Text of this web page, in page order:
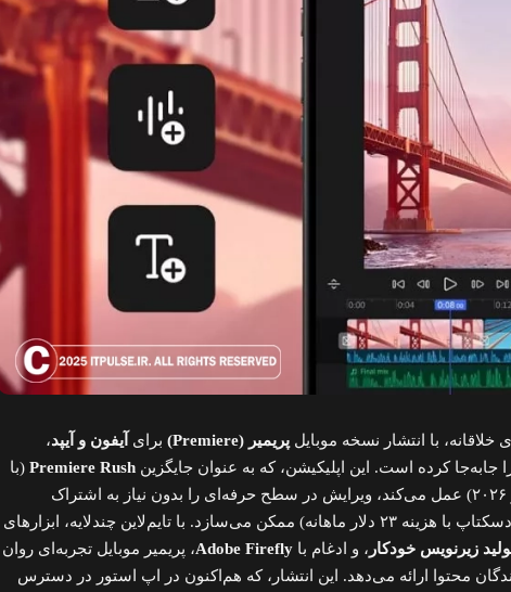
خلاقانه، با انتشار نسخه موبایل پریمیر (Premiere) برای آیفون و آیپد،
جابه‌جا کرده است. این اپلیکیشن، که به عنوان جایگزین Premiere Rush (با
پشتیبانی تا ۳۰ سپتامبر ۲۰۲۶) عمل می‌کند، ویرایش در سطح حرفه‌ای را بدون نیاز به اشتراک
(برخلاف Premiere Pro دسکتاپ با هزینه ۲۳ دلار ماهانه) ممکن می‌سازد. با تایم‌لاین چندلایه، ابزارهای
زیرنویس خودکار ، و ادغام با Adobe Firefly، پریمیر موبایل تجربه‌ای روان
محتوا ارائه می‌دهد. این انتشار، که هم‌اکنون در اپ استور در دسترس